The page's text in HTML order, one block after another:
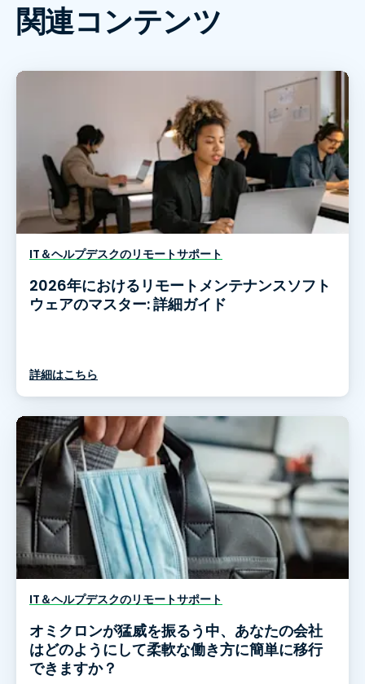
関連コンテンツ
IT＆ヘルプデスクのリモートサポート
2026年におけるリモートメンテナンスソフト
ウェアのマスター: 詳細ガイド
詳細はこちら
IT＆ヘルプデスクのリモートサポート
オミクロンが猛威を振るう中、あなたの会社
はどのようにして柔軟な働き方に簡単に移行
できますか？